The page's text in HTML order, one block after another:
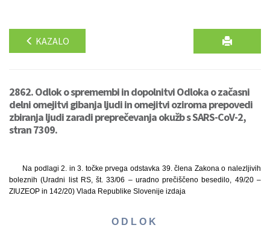
KAZALO
2862. Odlok o spremembi in dopolnitvi Odloka o začasni
delni omejitvi gibanja ljudi in omejitvi oziroma prepovedi
zbiranja ljudi zaradi preprečevanja okužb s SARS-CoV-2,
stran 7309.
Na podlagi 2. in 3. točke prvega odstavka 39. člena Zakona o nalezljivih
boleznih (Uradni list RS, št. 33/06 – uradno prečiščeno besedilo, 49/20 –
ZIUZEOP in 142/20) Vlada Republike Slovenije izdaja
O D L O K